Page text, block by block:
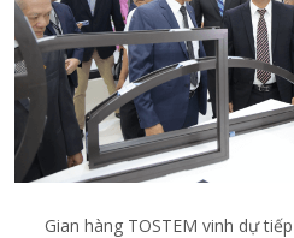
Gian hàng TOSTEM vinh dự